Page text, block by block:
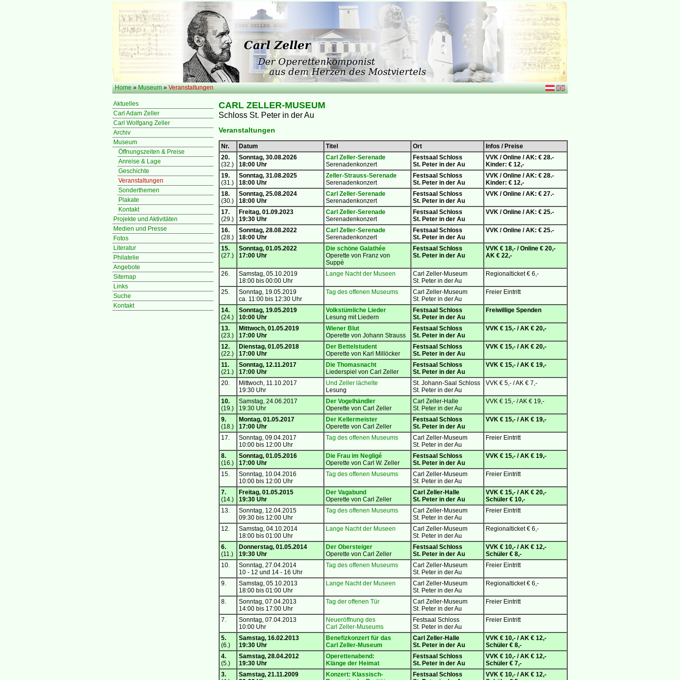
Home »Museum »Veranstaltungen
Aktuelles
Carl Adam Zeller
Carl Wolfgang Zeller
Archiv
Museum
Öffnungszeiten & Preise
Anreise & Lage
Geschichte
Veranstaltungen
Sonderthemen
Plakate
Kontakt
Projekte und Aktivitäten
Medien und Presse
Fotos
Literatur
Philatelie
Angebote
Sitemap
Links
Suche
Kontakt
CARL ZELLER-MUSEUM
Schloss St. Peter in der Au
Veranstaltungen
Nr. Datum Titel Ort
Infos / Preise
20.
(32.)
Sonntag, 30.08.2026
18:00 Uhr
Carl Zeller-Serenade
Serenadenkonzert
Festsaal Schloss
St. Peter in der Au
VVK / Online / AK: € 28.-
Kinder: € 12,-
19.
(31.)
Sonntag, 31.08.2025
18:00 Uhr
Zeller-Strauss-Serenade
Serenadenkonzert
Festsaal Schloss
St. Peter in der Au
VVK / Online / AK: € 28.-
Kinder: € 12,-
18.
(30.)
Sonntag, 25.08.2024
18:00 Uhr
Carl Zeller-Serenade
Serenadenkonzert
Festsaal Schloss
St. Peter in der Au
VVK / Online / AK: € 27.-
17.
(29.)
Freitag, 01.09.2023
19:30 Uhr
Carl Zeller-Serenade
Serenadenkonzert
Festsaal Schloss
St. Peter in der Au
VVK / Online / AK: € 25.-
16.
(28.)
Sonntag, 28.08.2022
18:00 Uhr
Carl Zeller-Serenade
Serenadenkonzert
Festsaal Schloss
St. Peter in der Au
VVK / Online / AK: € 25.-
15.
(27.)
Sonntag, 01.05.2022
17:00 Uhr
Die schöne Galathée
Operette von Franz von
Suppè
Festsaal Schloss
St. Peter in der Au
VVK € 18,- / Online € 20,-
AK € 22,-
26.
Samstag, 05.10.2019
18:00 bis 00:00 Uhr
Lange Nacht der Museen
Carl Zeller-Museum
St. Peter in der Au
Regionalticket € 6,-
25.
Sonntag, 19.05.2019
ca. 11:00 bis 12:30 Uhr
Tag des offenen Museums
Carl Zeller-Museum
St. Peter in der Au
Freier Eintritt
14.
(24.)
Sonntag, 19.05.2019
10:00 Uhr
Volkstümliche Lieder
Lesung mit Liedern
Festsaal Schloss
St. Peter in der Au
Freiwillige Spenden
13.
(23.)
Mittwoch, 01.05.2019
17:00 Uhr
Wiener Blut
Operette von Johann Strauss
Festsaal Schloss
St. Peter in der Au
VVK € 15,- / AK € 20,-
12.
(22.)
Dienstag, 01.05.2018
17:00 Uhr
Der Bettelstudent
Operette von Karl Millöcker
Festsaal Schloss
St. Peter in der Au
VVK € 15,- / AK € 20,-
11.
(21.)
Sonntag, 12.11.2017
17:00 Uhr
Die Thomasnacht
Liederspiel von Carl Zeller
Festsaal Schloss
St. Peter in der Au
VVK € 15,- / AK € 19,-
20.
Mittwoch, 11.10.2017
19:30 Uhr
Und Zeller lächelte
Lesung
St. Johann-Saal Schloss
St. Peter in der Au
VVK € 5,- / AK € 7,-
10.
(19.)
Samstag, 24.06.2017
19:30 Uhr
Der Vogelhändler
Operette von Carl Zeller
Carl Zeller-Halle
St. Peter in der Au
VVK € 15,- / AK € 19,-
9.
(18.)
Montag, 01.05.2017
17:00 Uhr
Der Kellermeister
Operette von Carl Zeller
Festsaal Schloss
St. Peter in der Au
VVK € 15,- / AK € 19,-
17.
Sonntag, 09.04.2017
10:00 bis 12:00 Uhr
Tag des offenen Museums
Carl Zeller-Museum
St. Peter in der Au
Freier Eintritt
8.
(16.)
Sonntag, 01.05.2016
17:00 Uhr
Die Frau im Negligé
Operette von Carl W. Zeller
Festsaal Schloss
St. Peter in der Au
VVK € 15,- / AK € 19,-
15.
Sonntag, 10.04.2016
10:00 bis 12:00 Uhr
Tag des offenen Museums
Carl Zeller-Museum
St. Peter in der Au
Freier Eintritt
7.
(14.)
Freitag, 01.05.2015
19:30 Uhr
Der Vagabund
Operette von Carl Zeller
Carl Zeller-Halle
St. Peter in der Au
VVK € 15,- / AK € 20,-
Schüler € 10,-
13.
Sonntag, 12.04.2015
09:30 bis 12:00 Uhr
Tag des offenen Museums
Carl Zeller-Museum
St. Peter in der Au
Freier Eintritt
12.
Samstag, 04.10.2014
18:00 bis 01:00 Uhr
Lange Nacht der Museen
Carl Zeller-Museum
St. Peter in der Au
Regionalticket € 6,-
6.
(11.)
Donnerstag, 01.05.2014
19:30 Uhr
Der Obersteiger
Operette von Carl Zeller
Festsaal Schloss
St. Peter in der Au
VVK € 10,- / AK € 12,-
Schüler € 8,-
10.
Sonntag, 27.04.2014
10 - 12 und 14 - 16 Uhr
Tag des offenen Museums
Carl Zeller-Museum
St. Peter in der Au
Freier Eintritt
9.
Samstag, 05.10.2013
18:00 bis 01:00 Uhr
Lange Nacht der Museen
Carl Zeller-Museum
St. Peter in der Au
Regionalticket € 6,-
8.
Sonntag, 07.04.2013
14:00 bis 17:00 Uhr
Tag der offenen Tür
Carl Zeller-Museum
St. Peter in der Au
Freier Eintritt
7.
Sonntag, 07.04.2013
10:00 Uhr
Neueröffnung des
Carl Zeller-Museums
Festsaal Schloss
St. Peter in der Au
Freier Eintritt
5.
(6.)
Samstag, 16.02.2013
19:30 Uhr
Benefizkonzert für das
Carl Zeller-Museum
Carl Zeller-Halle
St. Peter in der Au
VVK € 10,- / AK € 12,-
Schüler € 8,-
4.
(5.)
Samstag, 28.04.2012
19:30 Uhr
Operettenabend:
Klänge der Heimat
Festsaal Schloss
St. Peter in der Au
VVK € 10,- / AK € 12,-
Schüler € 7,-
3.
Samstag, 21.11.2009
Konzert: Klassisch-
Festsaal Schloss
VVK € 10,- / AK € 12,-